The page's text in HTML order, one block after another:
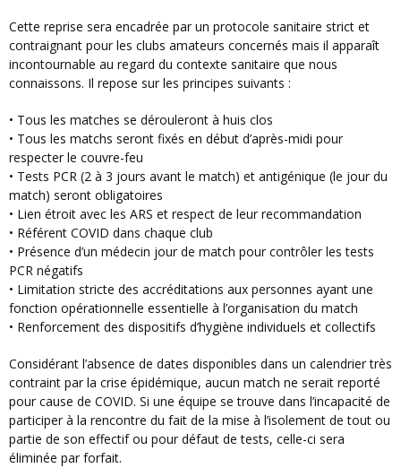
Cette reprise sera encadrée par un protocole sanitaire strict et
contraignant pour les clubs amateurs concernés mais il apparaît
incontournable au regard du contexte sanitaire que nous
connaissons. Il repose sur les principes suivants :
• Tous les matches se dérouleront à huis clos
• Tous les matchs seront fixés en début d’après-midi pour
respecter le couvre-feu
• Tests PCR (2 à 3 jours avant le match) et antigénique (le jour du
match) seront obligatoires
• Lien étroit avec les ARS et respect de leur recommandation
• Référent COVID dans chaque club
• Présence d’un médecin jour de match pour contrôler les tests
PCR négatifs
• Limitation stricte des accréditations aux personnes ayant une
fonction opérationnelle essentielle à l’organisation du match
• Renforcement des dispositifs d’hygiène individuels et collectifs
Considérant l’absence de dates disponibles dans un calendrier très
contraint par la crise épidémique, aucun match ne serait reporté
pour cause de COVID. Si une équipe se trouve dans l’incapacité de
participer à la rencontre du fait de la mise à l’isolement de tout ou
partie de son effectif ou pour défaut de tests, celle-ci sera
éliminée par forfait.